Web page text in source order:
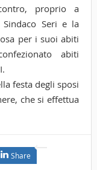
proprio a
Seri e la
per i suoi abiti
abiti
festa degli sposi
che si effettua
Share